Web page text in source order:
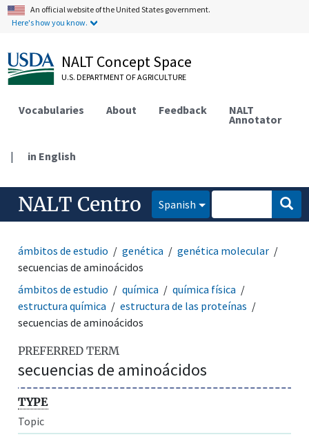
An official website of the United States government.
Here's how you know.
NALT Concept Space
U.S. DEPARTMENT OF AGRICULTURE
Vocabularies About Feedback NALT
Annotator
| in English
NALT Centro Spanish
ámbitos de estudio genética
genética molecular
secuencias de aminoácidos
ámbitos de estudio
química
química física
estructura química
estructura de las proteínas
secuencias de aminoácidos
PREFERRED TERM
secuencias de aminoácidos
TYPE
Topic